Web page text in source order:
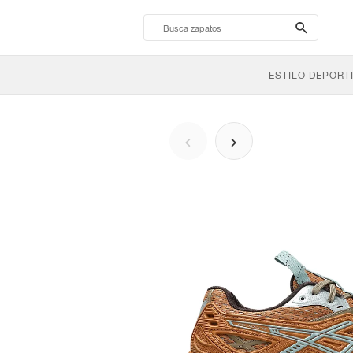
search-
btn
ESTILO